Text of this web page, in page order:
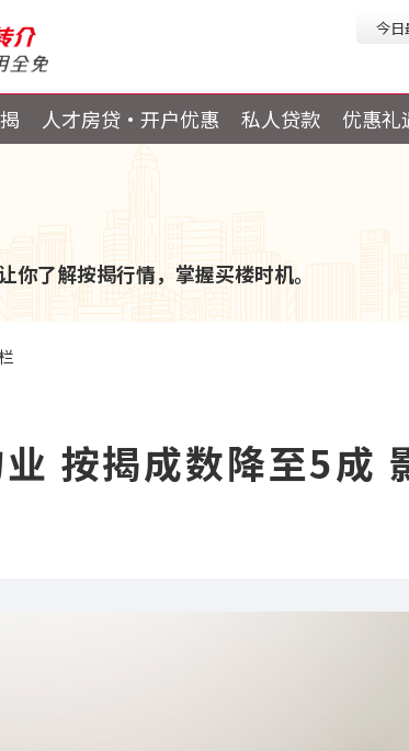
今日
人才房贷・开户优惠 私人贷款 优惠礼
你了解按揭行情，掌握买楼时机。
按揭成数降至5成